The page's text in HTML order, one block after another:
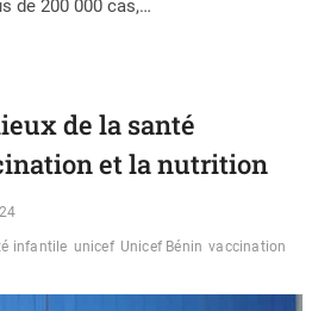
de 200 000 cas,…
de la santé
et la nutrition
infantile unicef Unicef Bénin vaccination